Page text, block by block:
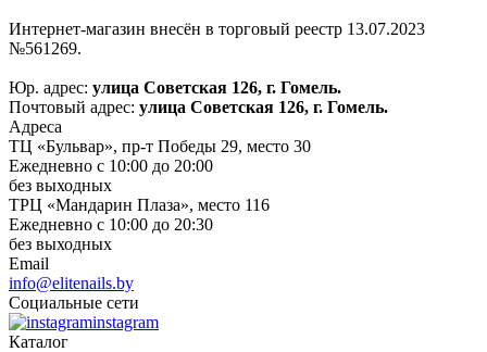
Интернет-магазин внесён в торговый реестр 13.07.2023
№561269.
Юр. адрес: улица Советская 126, г. Гомель.
Почтовый адрес: улица Советская 126, г. Гомель.
Адреса
ТЦ «Бульвар», пр-т Победы 29, место 30
Ежедневно с 10:00 до 20:00
без выходных
ТРЦ «Мандарин Плаза», место 116
Ежедневно с 10:00 до 20:30
без выходных
Email
info@elitenails.by
Социальные сети
instagram
Каталог